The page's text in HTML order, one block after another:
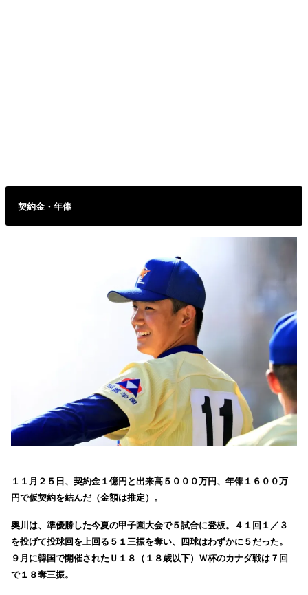
契約金・年俸
１１月２５日、契約金１億円と出来高５０００万円、年俸１６００万
円で仮契約を結んだ（金額は推定）。
奥川は、準優勝した今夏の甲子園大会で５試合に登板。４１回１／３
を投げて投球回を上回る５１三振を奪い、四球はわずかに５だった。
９月に韓国で開催されたＵ１８（１８歳以下）Ｗ杯のカナダ戦は７回
で１８奪三振。